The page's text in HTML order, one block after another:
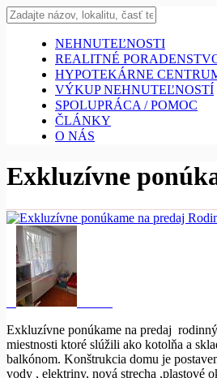
NEHNUTEĽNOSTI
REALITNÉ
HYPOTEKÁRNE
VÝKUP NEHNUTEĽNOSTÍ
SPOLUPRÁCA / POMOC
ČLÁNKY
O NÁS
Exkluzívne
Exkluzívne ponúkame na predaj
miestnosti ktoré slúžili ako kotolňa a
balkónom. Konštrukcia domu je
vody , elektriny, nová strecha ,plastové